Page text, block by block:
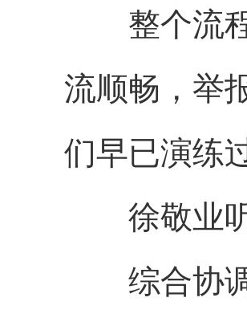
整个流
流顺畅，举
们早已演练
徐敬业
综合协